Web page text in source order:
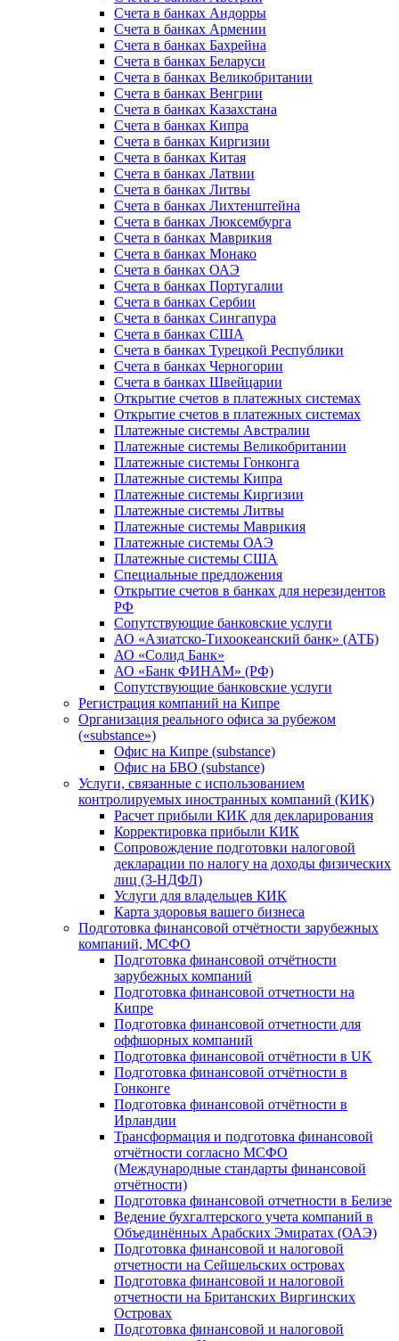
Счета в банках Андорры
Счета в банках Армении
Счета в банках Бахрейна
Счета в банках Беларуси
Счета в банках Великобритании
Счета в банках Венгрии
Счета в банках Казахстана
Счета в банках Кипра
Счета в банках Киргизии
Счета в банках Китая
Счета в банках Латвии
Счета в банках Литвы
Счета в банках Лихтенштейна
Счета в банках Люксембурга
Счета в банках Маврикия
Счета в банках Монако
Счета в банках ОАЭ
Счета в банках Португалии
Счета в банках Сербии
Счета в банках Сингапура
Счета в банках США
Счета в банках Турецкой Республики
Счета в банках Черногории
Счета в банках Швейцарии
Открытие счетов в платежных системах
Открытие счетов в платежных системах
Платежные системы Австралии
Платежные системы Великобритании
Платежные системы Гонконга
Платежные системы Кипра
Платежные системы Киргизии
Платежные системы Литвы
Платежные системы Маврикия
Платежные системы ОАЭ
Платежные системы США
Специальные предложения
Открытие счетов в банках для нерезидентов
РФ
Сопутствующие банковские услуги
АО «Азиатско-Тихоокеанский банк» (АТБ)
АО «Солид Банк»
АО «Банк ФИНАМ» (РФ)
Сопутствующие банковские услуги
Регистрация компаний на Кипре
Организация реального офиса за рубежом
(«substance»)
Офис на Кипре (substance)
Офис на БВО (substance)
Услуги, связанные с использованием
контролируемых иностранных компаний (КИК)
Расчет прибыли КИК для декларирования
Корректировка прибыли КИК
Сопровождение подготовки налоговой
декларации по налогу на доходы физических
лиц (3-НДФЛ)
Услуги для владельцев КИК
Карта здоровья вашего бизнеса
Подготовка финансовой отчётности зарубежных
компаний, МСФО
Подготовка финансовой отчётности
зарубежных компаний
Подготовка финансовой отчетности на
Кипре
Подготовка финансовой отчетности для
оффшорных компаний
Подготовка финансовой отчётности в UK
Подготовка финансовой отчётности в
Гонконге
Подготовка финансовой отчётности в
Ирландии
Трансформация и подготовка финансовой
отчётности согласно МСФО
(Международные стандарты финансовой
отчётности)
Подготовка финансовой отчетности в Белизе
Ведение бухгалтерского учета компаний в
Объединённых Арабских Эмиратах (ОАЭ)
Подготовка финансовой и налоговой
отчетности на Сейшельских островах
Подготовка финансовой и налоговой
отчетности на Британских Виргинских
Островах
Подготовка финансовой и налоговой